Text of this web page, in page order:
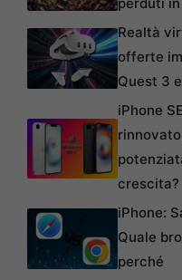
Realtà
offerte
Quest 3
iPhone
crescita?
iPhone:
Quale
perché